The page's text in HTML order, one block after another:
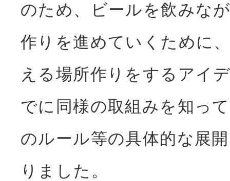
のため、ビールを飲みな
作りを進めていくために
える場所作りをするアイ
でに同様の取組みを知っ
のルール等の具体的な展
りました。